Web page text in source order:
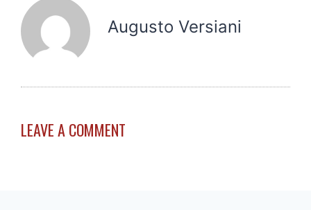
Augusto Versiani
LEAVE A COMMENT